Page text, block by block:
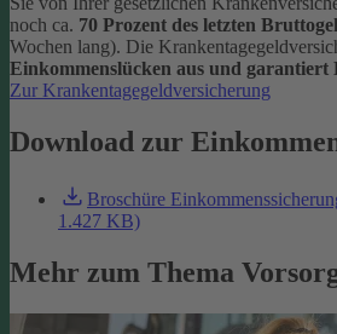
noch ca. 70 Prozent des letzten
Wochen lang). Die
Einkommenslücken aus und garantiert
Zur Krankentagegeldversicherung
Download zur
Broschüre
1.427 KB)
Mehr zum Thema